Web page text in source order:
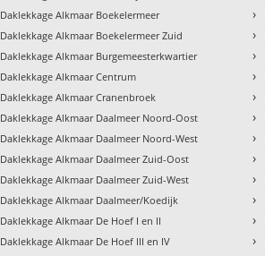
Daklekkage Alkmaar Boekelermeer
Daklekkage Alkmaar Boekelermeer Zuid
Daklekkage Alkmaar Burgemeesterkwartier
Daklekkage Alkmaar Centrum
Daklekkage Alkmaar Cranenbroek
Daklekkage Alkmaar Daalmeer Noord-Oost
Daklekkage Alkmaar Daalmeer Noord-West
Daklekkage Alkmaar Daalmeer Zuid-Oost
Daklekkage Alkmaar Daalmeer Zuid-West
Daklekkage Alkmaar Daalmeer/Koedijk
Daklekkage Alkmaar De Hoef I en II
Daklekkage Alkmaar De Hoef III en IV
›
›
›
›
›
›
›
›
›
›
›
›